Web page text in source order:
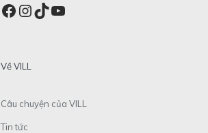
Facebook
Instagram
TikTok
YouTube
Về VILL
Câu chuyện của VILL
Tin tức